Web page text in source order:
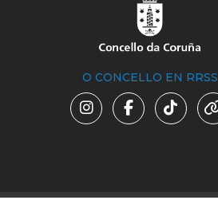
O CONCELLO EN RRSS